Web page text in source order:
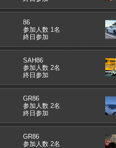
86
参加人数 1名
終日参加
SAH86
参加人数 2名
終日参加
GR86
参加人数 2名
終日参加
GR86
参加人数 2名